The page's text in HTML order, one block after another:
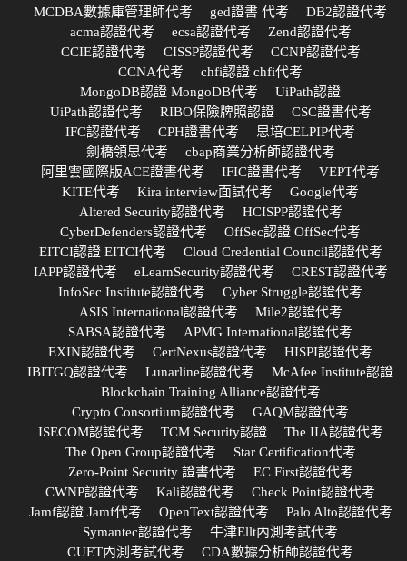
MCDBA數據庫管理師代考
ged證書 代考
DB2認證代考
acma認證代考
ecsa認證代考
Zend認證代考
CCIE認證代考
CISSP認證代考
CCNP認證代考
CCNA代考
chfi認證 chfi代考
MongoDB認證 MongoDB代考
UiPath認證
UiPath認證代考
RIBO保險牌照認證
CSC證書代考
IFC認證代考
CPH證書代考
思培CELPIP代考
劍橋領思代考
cbap商業分析師認證代考
阿里雲國際版ACE證書代考
IFIC證書代考
VEPT代考
KITE代考
Kira interview面試代考
Google代考
Altered Security認證代考
HCISPP認證代考
CyberDefenders認證代考
OffSec認證 OffSec代考
EITCI認證 EITCI代考
Cloud Credential Council認證代考
IAPP認證代考
eLearnSecurity認證代考
CREST認證代考
InfoSec Institute認證代考
Cyber Struggle認證代考
ASIS International認證代考
Mile2認證代考
SABSA認證代考
APMG International認證代考
EXIN認證代考
CertNexus認證代考
HISPI認證代考
IBITGQ認證代考
Lunarline認證代考
McAfee Institute認證
Blockchain Training Alliance認證代考
Crypto Consortium認證代考
GAQM認證代考
ISECOM認證代考
TCM Security認證
The IIA認證代考
The Open Group認證代考
Star Certification代考
Zero-Point Security 證書代考
EC First認證代考
CWNP認證代考
Kali認證代考
Check Point認證代考
Jamf認證 Jamf代考
OpenText認證代考
Palo Alto認證代考
Symantec認證代考
牛津Ellt內測考試代考
CUET內測考試代考
CDA數據分析師認證代考